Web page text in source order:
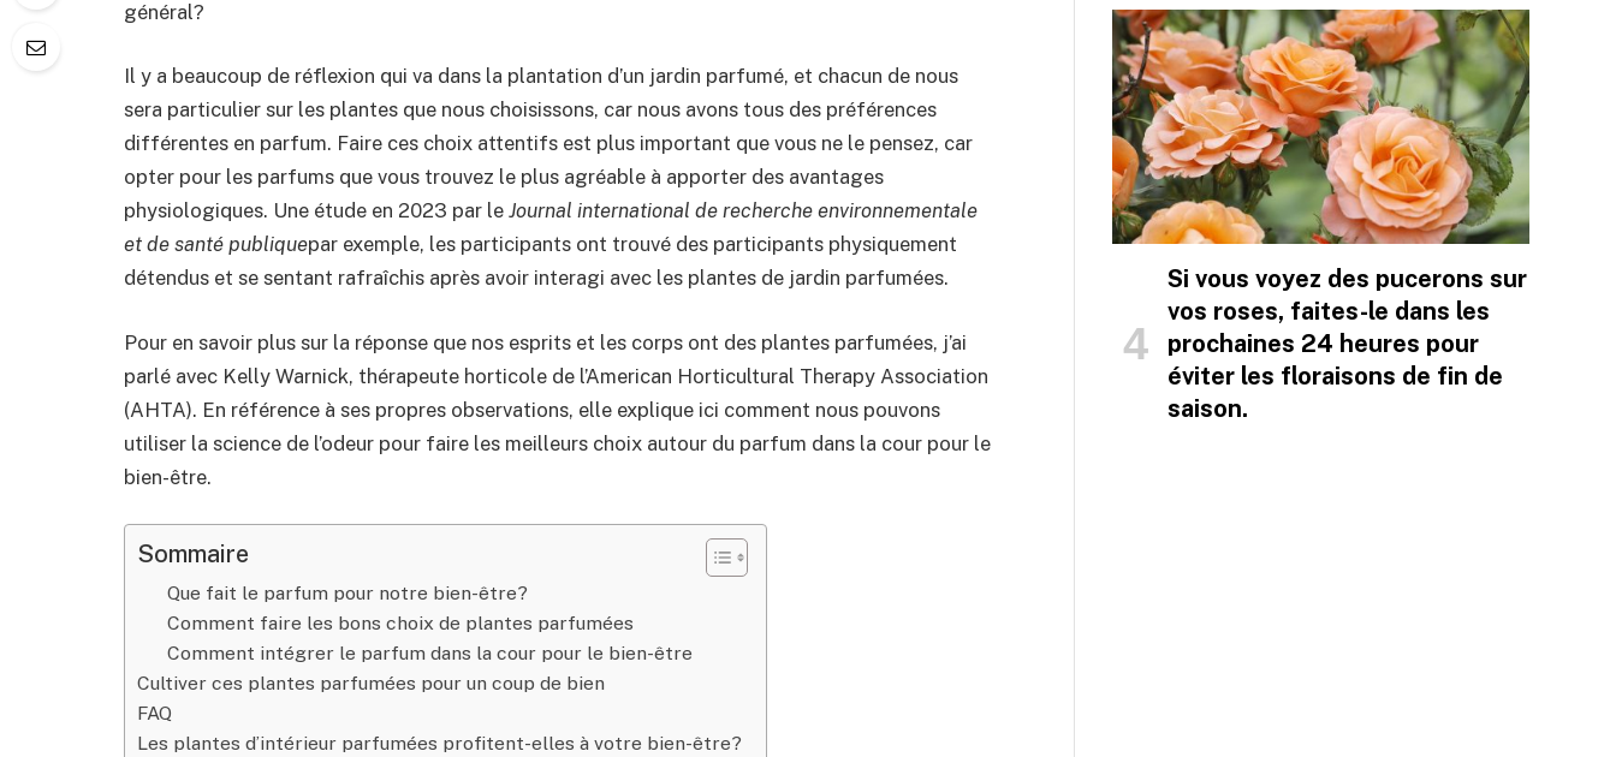
général?
Il y a beaucoup de réflexion qui va dans la plantation d’un jardin parfumé, et chacun de nous
sera particulier sur les plantes que nous choisissons, car nous avons tous des préférences
différentes en parfum. Faire ces choix attentifs est plus important que vous ne le pensez, car
opter pour les parfums que vous trouvez le plus agréable à apporter des avantages
physiologiques. Une étude en 2023 par le Journal international de recherche environnementale
et de santé publiquepar exemple, les participants ont trouvé des participants physiquement
détendus et se sentant rafraîchis après avoir interagi avec les plantes de jardin parfumées.
Pour en savoir plus sur la réponse que nos esprits et les corps ont des plantes parfumées, j’ai
parlé avec Kelly Warnick, thérapeute horticole de l’American Horticultural Therapy Association
(AHTA). En référence à ses propres observations, elle explique ici comment nous pouvons
utiliser la science de l’odeur pour faire les meilleurs choix autour du parfum dans la cour pour le
bien-être.
Sommaire
Que fait le parfum pour notre bien-être?
Comment faire les bons choix de plantes parfumées
Comment intégrer le parfum dans la cour pour le bien-être
Cultiver ces plantes parfumées pour un coup de bien
FAQ
Les plantes d’intérieur parfumées profitent-elles à votre bien-être?
Si vous voyez des pucerons sur
vos roses, faites-le dans les
prochaines 24 heures pour
éviter les floraisons de fin de
saison.